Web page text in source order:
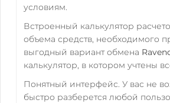
условиям.
Встроенный калькулятор
объема средств, необходимого
выгодный вариант обмена
калькулятор, в котором учтены
Понятный интерфейс. У вас не
быстро разберется любой